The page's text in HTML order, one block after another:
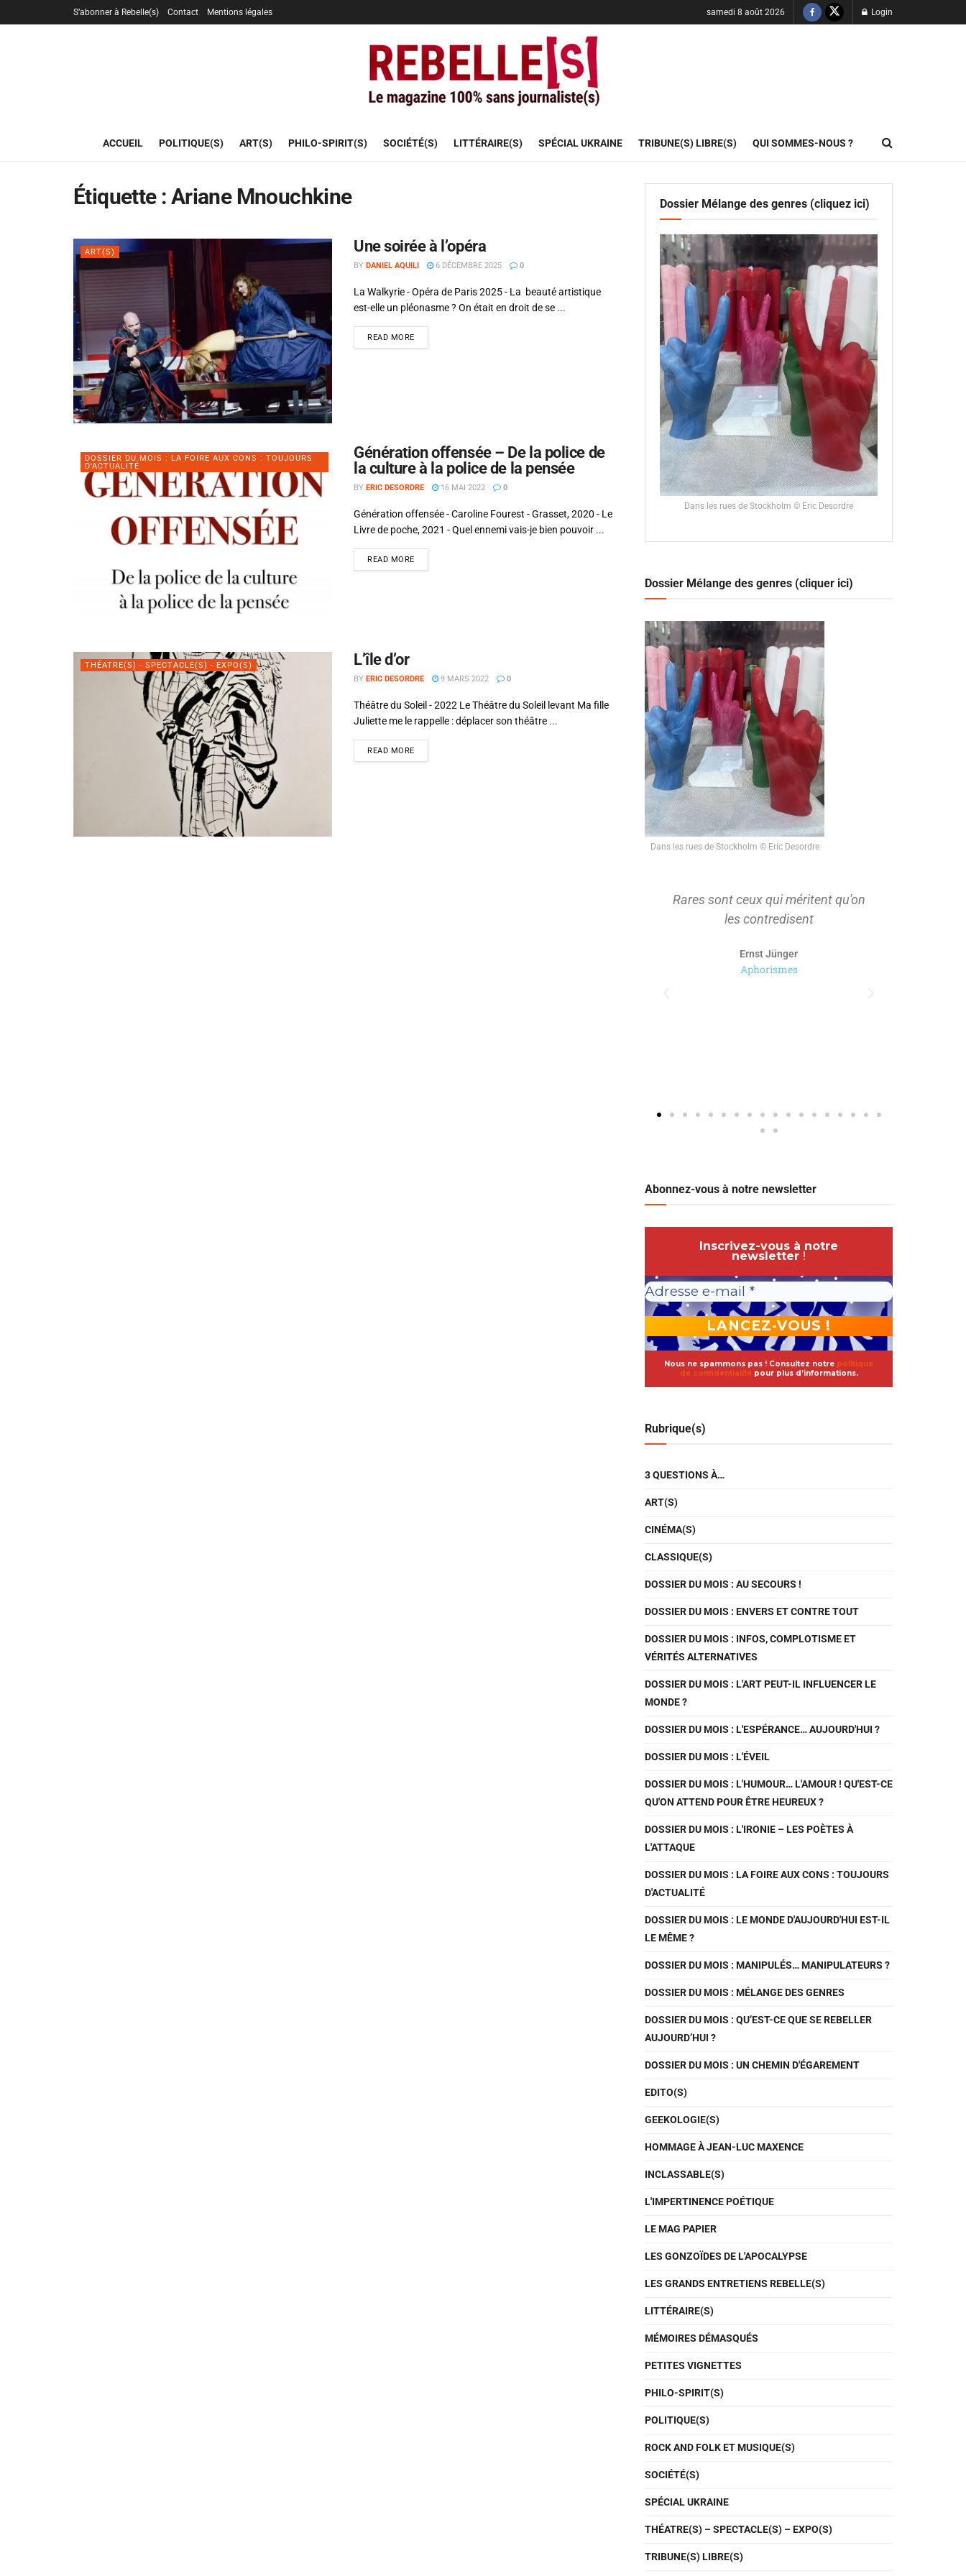
S’abonner à Rebelle(s) Contact Mentions légales samedi 8 août 2026 Login
ACCUEIL POLITIQUE(S) ART(S) PHILO-SPIRIT(S) SOCIÉTÉ(S) LITTÉRAIRE(S) SPÉCIAL UKRAINE TRIBUNE(S) LIBRE(S) QUI SOMMES-NOUS ?
Étiquette : Ariane Mnouchkine
ART(S) Une soirée à l’opéra
BY DANIEL AQUILI 6 DÉCEMBRE 2025 0
La Walkyrie - Opéra de Paris 2025 - La beauté artistique
est-elle un pléonasme ? On était en droit de se ...
READ MORE
DOSSIER DU MOIS : LA FOIRE AUX CONS : TOUJOURS
D'ACTUALITÉ
Génération offensée – De la police de
la culture à la police de la pensée
BY ERIC DESORDRE 16 MAI 2022 0
Génération offensée - Caroline Fourest - Grasset, 2020 - Le
Livre de poche, 2021 - Quel ennemi vais-je bien pouvoir ...
READ MORE
THÉATRE(S) - SPECTACLE(S) - EXPO(S) L’île d’or
BY ERIC DESORDRE 9 MARS 2022 0
Théâtre du Soleil - 2022 Le Théâtre du Soleil levant Ma fille
Juliette me le rappelle : déplacer son théâtre ...
READ MORE
Dossier Mélange des genres (cliquez ici)
Dans les rues de Stockholm © Eric Desordre
Dossier Mélange des genres (cliquer ici)
Dans les rues de Stockholm © Eric Desordre
Rares sont ceux qui méritent qu'on
les contredisent
Ernst Jünger
Aphorismes
Abonnez-vous à notre newsletter
Inscrivez-vous à notre
newsletter !
Nous ne spammons pas ! Consultez notre politique
de confidentialité pour plus d’informations.
Rubrique(s)
3 QUESTIONS À…
ART(S)
CINÉMA(S)
CLASSIQUE(S)
DOSSIER DU MOIS : AU SECOURS !
DOSSIER DU MOIS : ENVERS ET CONTRE TOUT
DOSSIER DU MOIS : INFOS, COMPLOTISME ET
VÉRITÉS ALTERNATIVES
DOSSIER DU MOIS : L'ART PEUT-IL INFLUENCER LE
MONDE ?
DOSSIER DU MOIS : L'ESPÉRANCE… AUJOURD'HUI ?
DOSSIER DU MOIS : L'ÉVEIL
DOSSIER DU MOIS : L'HUMOUR… L'AMOUR ! QU'EST-CE
QU'ON ATTEND POUR ÊTRE HEUREUX ?
DOSSIER DU MOIS : L'IRONIE – LES POÈTES À
L'ATTAQUE
DOSSIER DU MOIS : LA FOIRE AUX CONS : TOUJOURS
D'ACTUALITÉ
DOSSIER DU MOIS : LE MONDE D'AUJOURD'HUI EST-IL
LE MÊME ?
DOSSIER DU MOIS : MANIPULÉS… MANIPULATEURS ?
DOSSIER DU MOIS : MÉLANGE DES GENRES
DOSSIER DU MOIS : QU’EST-CE QUE SE REBELLER
AUJOURD’HUI ?
DOSSIER DU MOIS : UN CHEMIN D'ÉGAREMENT
EDITO(S)
GEEKOLOGIE(S)
HOMMAGE À JEAN-LUC MAXENCE
INCLASSABLE(S)
L'IMPERTINENCE POÉTIQUE
LE MAG PAPIER
LES GONZOÏDES DE L'APOCALYPSE
LES GRANDS ENTRETIENS REBELLE(S)
LITTÉRAIRE(S)
MÉMOIRES DÉMASQUÉS
PETITES VIGNETTES
PHILO-SPIRIT(S)
POLITIQUE(S)
ROCK AND FOLK ET MUSIQUE(S)
SOCIÉTÉ(S)
SPÉCIAL UKRAINE
THÉATRE(S) – SPECTACLE(S) – EXPO(S)
TRIBUNE(S) LIBRE(S)